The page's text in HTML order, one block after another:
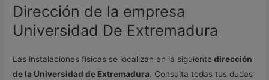
Dirección de la empresa
Universidad De Extremadura
Las instalaciones físicas se localizan en la siguiente dirección
de la Universidad de Extremadura. Consulta todas tus dudas